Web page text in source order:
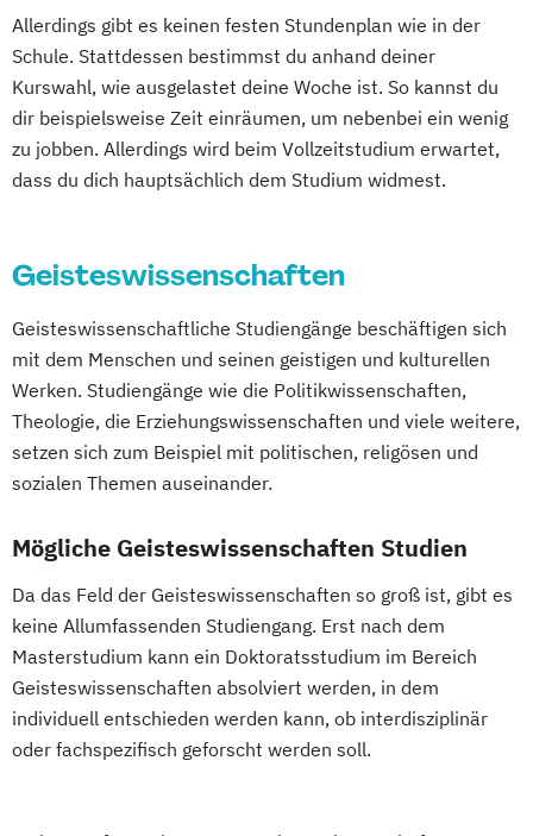
(Lehramt)
Allerdings gibt es keinen festen Stundenplan wie in der
Schule. Stattdessen bestimmst du anhand deiner
Kurswahl, wie ausgelastet deine Woche ist. So kannst du
dir beispielsweise Zeit einräumen, um nebenbei ein wenig
zu jobben. Allerdings wird beim Vollzeitstudium erwartet,
dass du dich hauptsächlich dem Studium widmest.
Geisteswissenschaften
Geisteswissenschaftliche Studiengänge beschäftigen sich
mit dem Menschen und seinen geistigen und kulturellen
Werken. Studiengänge wie die Politikwissenschaften,
Theologie, die Erziehungswissenschaften und viele weitere,
setzen sich zum Beispiel mit politischen, religösen und
sozialen Themen auseinander.
Mögliche Geisteswissenschaften Studien
Da das Feld der Geisteswissenschaften so groß ist, gibt es
keine Allumfassenden Studiengang. Erst nach dem
Masterstudium kann ein Doktoratsstudium im Bereich
Geisteswissenschaften absolviert werden, in dem
individuell entschieden werden kann, ob interdisziplinär
oder fachspezifisch geforscht werden soll.